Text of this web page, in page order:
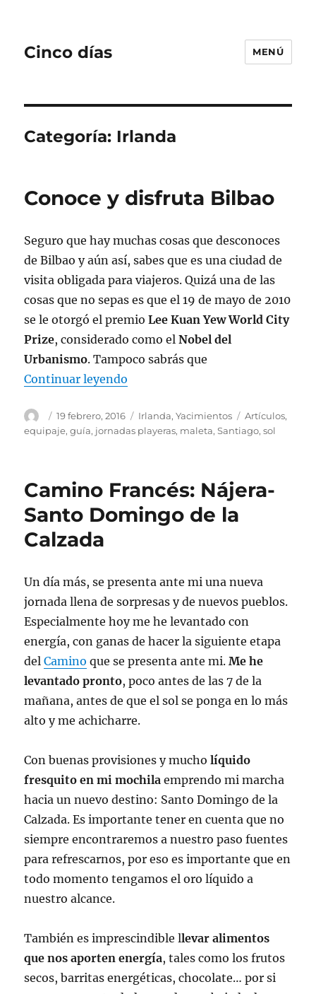
Cinco días MENÚ
Categoría: Irlanda
Conoce y disfruta Bilbao
Seguro que hay muchas cosas que desconoces
de Bilbao y aún así, sabes que es una ciudad de
visita obligada para viajeros. Quizá una de las
cosas que no sepas es que el 19 de mayo de 2010
se le otorgó el premioLee Kuan Yew World City
Prize, considerado como elNobel del
Urbanismo. Tampoco sabrás que
Continuar leyendo
Autor
Publicado
el
19 febrero, 2016 Categorías
Irlanda,Yacimientos Etiquetas
Artículos,
equipaje,guía, jornadas playeras, maleta,Santiago,sol
Camino Francés: Nájera-
Santo Domingo de la
Calzada
Un día más, se presenta ante mi una nueva
jornada llena de sorpresas y de nuevos pueblos.
Especialmente hoy me he levantado con
energía, con ganas de hacer la siguiente etapa
delCamino que se presenta ante mi.Me he
levantado pronto, poco antes de las 7 de la
mañana, antes de que el sol se ponga en lo más
alto y me achicharre.
Con buenas provisiones y mucho líquido
fresquito en mi mochila emprendo mi marcha
hacia un nuevo destino: Santo Domingo de la
Calzada. Es importante tener en cuenta que no
siempre encontraremos a nuestro paso fuentes
para refrescarnos, por eso es importante que en
todo momento tengamos el oro líquido a
nuestro alcance.
También es imprescindible llevar alimentos
que nos aporten energía, tales como los frutos
secos, barritas energéticas, chocolate… por si